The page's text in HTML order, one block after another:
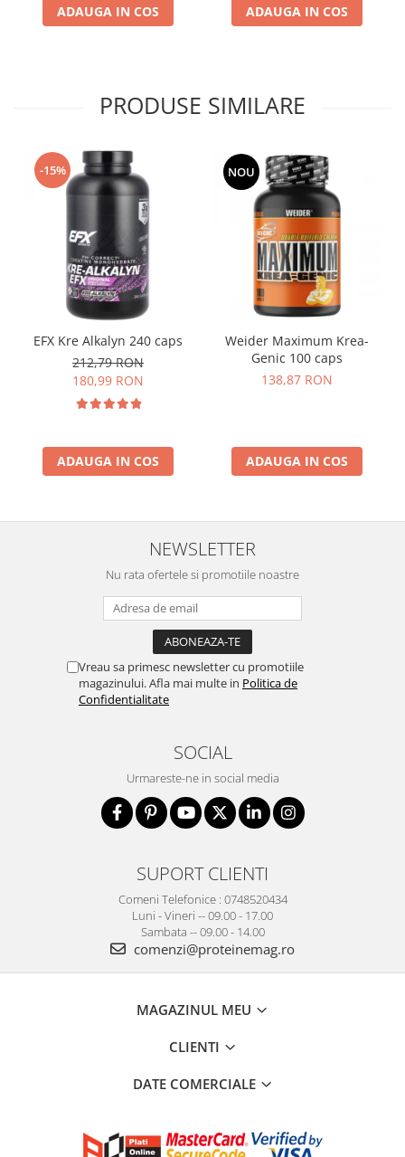
ADAUGA IN COS ADAUGA IN COS
PRODUSE SIMILARE
-15%
EFX Kre Alkalyn 240 caps
212,79 RON
180,99 RON
ADAUGA IN COS
NOU
Weider Maximum Krea-
Genic 100 caps
138,87 RON
ADAUGA IN COS
NEWSLETTER
Nu rata ofertele si promotiile noastre
Vreau sa primesc newsletter cu promotiile
magazinului. Afla mai multe in Politica de
Confidentialitate
SOCIAL
Urmareste-ne in social media
SUPORT CLIENTI
Comeni Telefonice : 0748520434
Luni - Vineri -- 09.00 - 17.00
Sambata -- 09.00 - 14.00
comenzi@proteinemag.ro
MAGAZINUL MEU
CLIENTI
DATE COMERCIALE